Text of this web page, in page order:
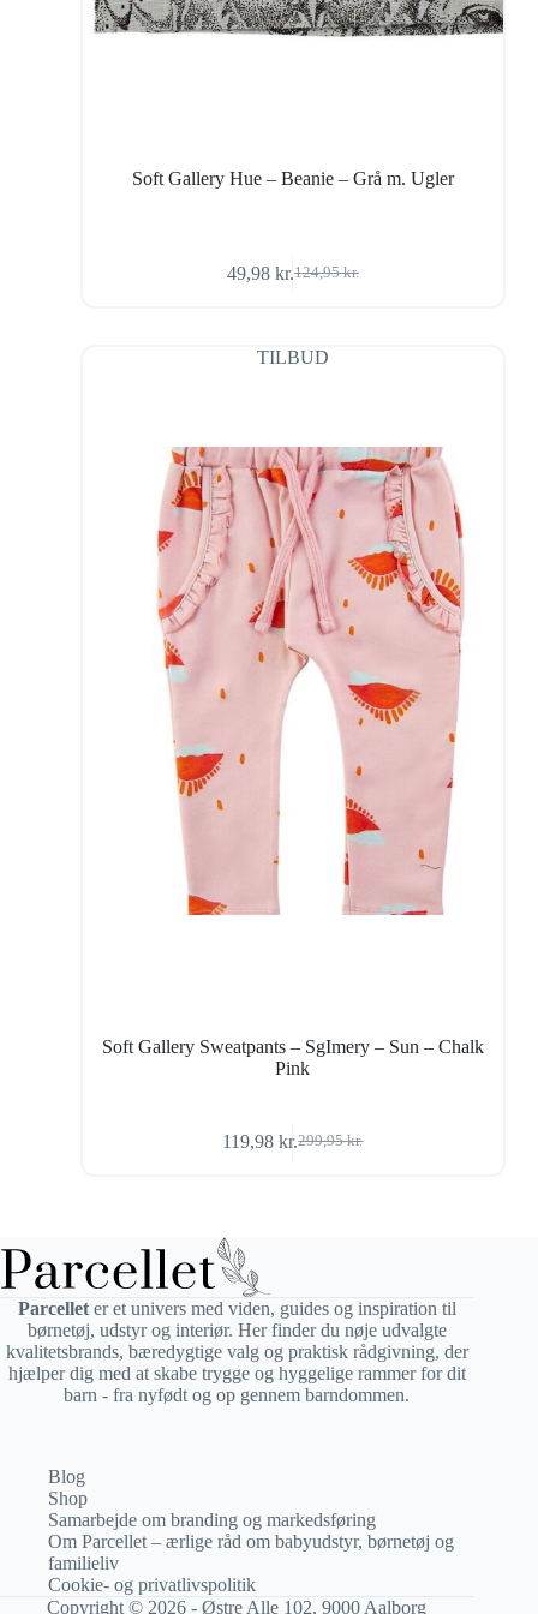
Soft Gallery Hue – Beanie – Grå m. Ugler
124,95kr.
Den
var:
124,95 kr..
49,98 kr.Den
er:
49,98 kr..
TILBUD
Soft Gallery Sweatpants – SgImery – Sun – Chalk
Pink
299,95kr.
Den
119,98kr.Den
Parcelleter et univers med viden, guides og inspiration til
børnetøj, udstyr og interiør. Her finder du nøje udvalgte
kvalitetsbrands, bæredygtige valg og praktisk rådgivning, der
hjælper dig med at skabe trygge og hyggelige rammer for dit
barn - fra nyfødt og op gennem barndommen.
Blog
Shop
Samarbejde om branding og markedsføring
Om Parcellet – ærlige råd om babyudstyr, børnetøj og
familieliv
Cookie- og privatlivspolitik
Copyright © 2026 - Østre Alle 102, 9000 Aalborg